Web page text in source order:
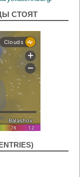
СТОЯТ